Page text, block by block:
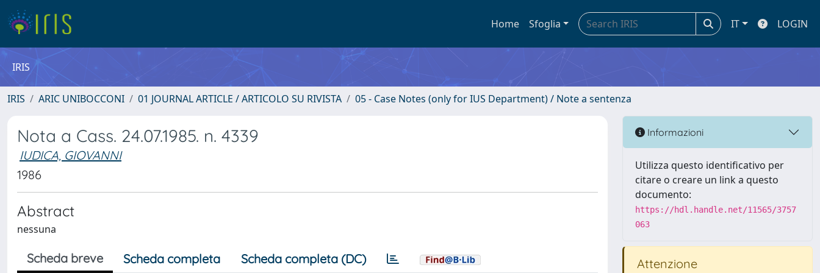
Home Sfoglia IT LOGIN
IRIS
IRIS ARIC UNIBOCCONI 01 JOURNAL ARTICLE / ARTICOLO SU RIVISTA 05 - Case Notes (only for IUS Department) / Note a sentenza
Nota a Cass. 24.07.1985. n. 4339
IUDICA, GIOVANNI
1986
Abstract
nessuna
Scheda breve Scheda completa Scheda completa (DC)
Informazioni
Utilizza questo identificativo per
citare o creare un link a questo
documento:
https://hdl.handle.net/11565/3757
063
Attenzione